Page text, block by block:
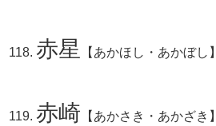
赤星 【あかほし・あかぼし】
赤崎 【あかさき・あかざき】